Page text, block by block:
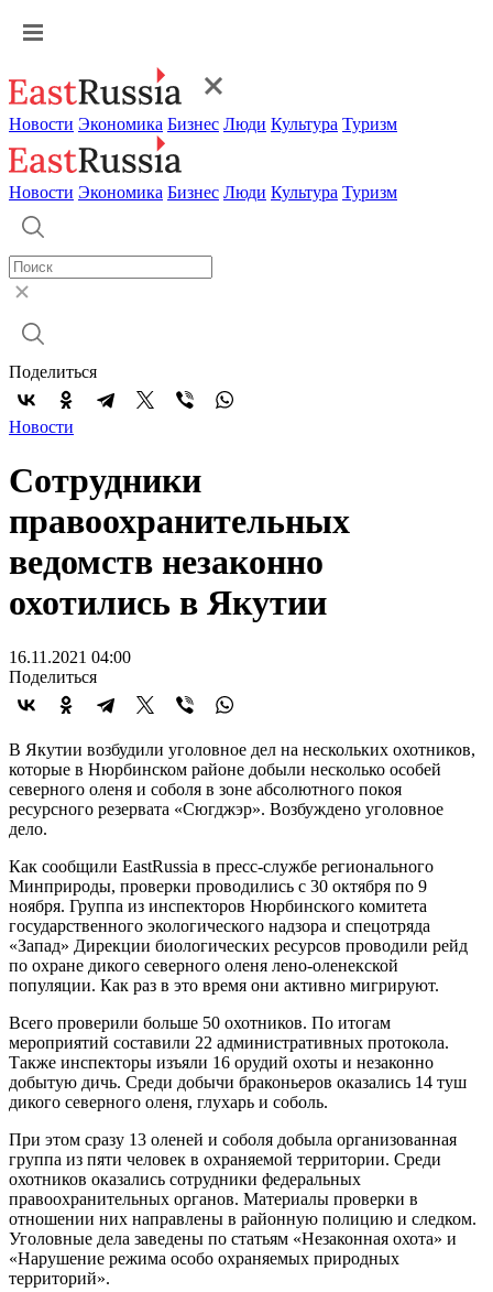
Новости Экономика Бизнес Люди Культура Туризм
Новости Экономика Бизнес Люди Культура Туризм
Поделиться
Новости
Сотрудники
правоохранительных
ведомств незаконно
охотились в Якутии
16.11.2021 04:00
Поделиться
В Якутии возбудили уголовное дел на нескольких охотников,
которые в Нюрбинском районе добыли несколько особей
северного оленя и соболя в зоне абсолютного покоя
ресурсного резервата «Сюгджэр». Возбуждено уголовное
дело.
Как сообщили EastRussia в пресс-службе регионального
Минприроды, проверки проводились с 30 октября по 9
ноября. Группа из инспекторов Нюрбинского комитета
государственного экологического надзора и спецотряда
«Запад» Дирекции биологических ресурсов проводили рейд
по охране дикого северного оленя лено-оленекской
популяции. Как раз в это время они активно мигрируют.
Всего проверили больше 50 охотников. По итогам
мероприятий составили 22 административных протокола.
Также инспекторы изъяли 16 орудий охоты и незаконно
добытую дичь. Среди добычи браконьеров оказались 14 туш
дикого северного оленя, глухарь и соболь.
При этом сразу 13 оленей и соболя добыла организованная
группа из пяти человек в охраняемой территории. Среди
охотников оказались сотрудники федеральных
правоохранительных органов. Материалы проверки в
отношении них направлены в районную полицию и следком.
Уголовные дела заведены по статьям «Незаконная охота» и
«Нарушение режима особо охраняемых природных
территорий».